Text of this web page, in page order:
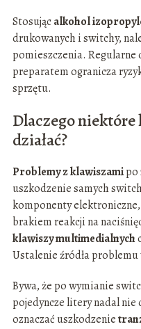
Stosującalkohol
drukowanych i switchy,
pomieszczenia.
preparatem ogranicza
sprzętu.
Dlaczego
działać?
Problemy z klawiszamipo
uszkodzenie samych
komponenty
brakiem reakcji na
klawiszy multimedialnych
Ustalenie źródła problemu
Bywa, że po wymianie
pojedyncze litery nadal nie
oznaczać uszkodzenie